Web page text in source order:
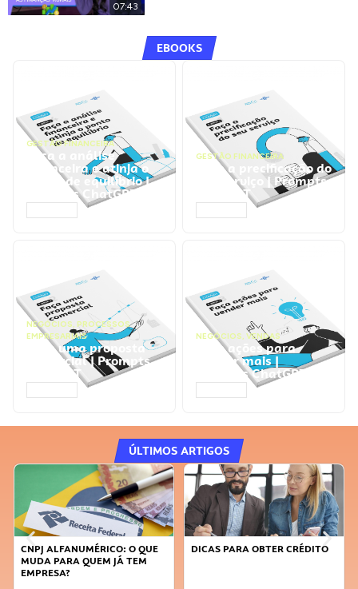
07:43
EBOOKS
GESTÃO FINANCEIRA
Faça a análise
financeira e atinja o
ponto de equilíbrio |
Prompts ChatGPT
GESTÃO FINANCEIRA
Faça a precificação do
seu serviço | Prompts
ChatGPT
NEGÓCIOS, PROCESSOS
EMPRESARIAIS
Faça uma proposta
comercial | Prompts
ChatGPT
NEGÓCIOS, VENDAS
Faça ações para
vender mais |
Prompts ChatGPT
ÚLTIMOS ARTIGOS
DICAS PARA OBTER CRÉDITO
FAÇA A DIFERENÇA: SEJA